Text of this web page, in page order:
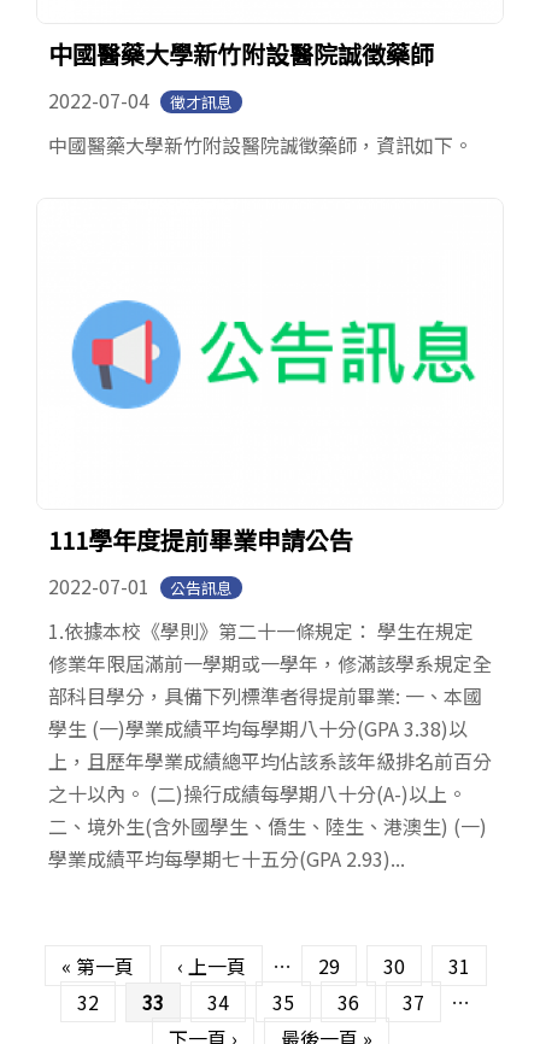
中國醫藥大學新竹附設醫院誠徵藥師
2022-07-04 徵才訊息
中國醫藥大學新竹附設醫院誠徵藥師，資訊如下。
111學年度提前畢業申請公告
2022-07-01 公告訊息
1.依據本校《學則》第二十一條規定： 學生在規定
修業年限屆滿前一學期或一學年，修滿該學系規定全
部科目學分，具備下列標準者得提前畢業: 一、本國
學生 (一)學業成績平均每學期八十分(GPA 3.38)以
上，且歷年學業成績總平均佔該系該年級排名前百分
之十以內。 (二)操行成績每學期八十分(A-)以上。
二、境外生(含外國學生、僑生、陸生、港澳生) (一)
學業成績平均每學期七十五分(GPA 2.93)...
« 第一頁 ‹ 上一頁 … 29 30
31
32
33 34 35 36 37
…
下一頁 ›
最後一頁 »